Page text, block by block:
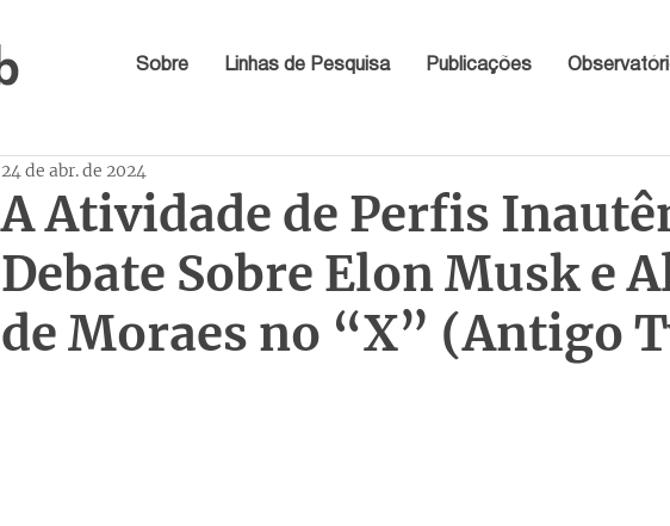
Sobre Linhas de Pesquisa Publicações
A Atividade de Perfis
Debate Sobre Elon Musk e
de Moraes no “X” (Antigo
24 de abr. de 2024